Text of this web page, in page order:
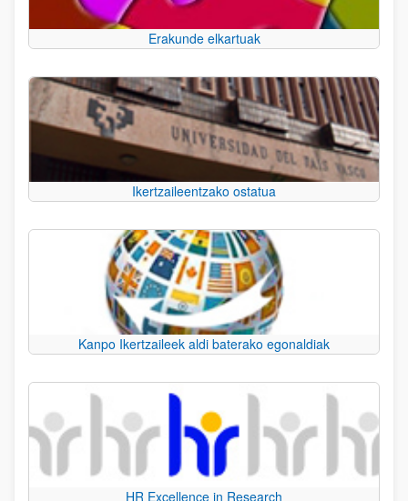
Erakunde elkartuak
Ikertzaileentzako ostatua
Kanpo Ikertzaileek aldi baterako egonaldiak
HR Excellence in Research